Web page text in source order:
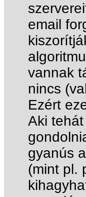
email
vannak
nincs
Ezért
Aki
gyanús
(mint pl.